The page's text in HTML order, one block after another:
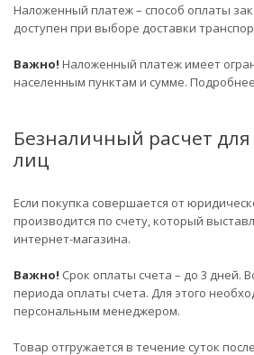
Наложенный платеж – способ оплаты
доступен при выборе доставки
Важно! Наложенный платеж имеет
населенным пунктам и сумме.
Безналичный расчет
лиц
Если покупка совершается от
производится по счету, который
интернет-магазина.
Важно! Срок оплаты счета – до 3 дней.
периода оплаты счета. Для этого
персональным менеджером.
Товар отгружается в течение суток